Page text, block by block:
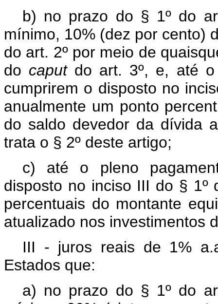
b) no prazo do § 1º do
mínimo, 10% (dez por cento)
do art. 2º por meio de
do caputdo art. 3º, e, até o
cumprirem o disposto no
anualmente um ponto
do saldo devedor da dívida
trata o § 2º deste artigo;
c) até o pleno
disposto no inciso III do § 1º
percentuais do montante
atualizado nos investimentos
III - juros reais de 1%
Estados que:
a) no prazo do § 1º do